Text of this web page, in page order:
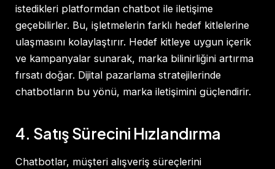
istedikleri platformdan chatbot ile iletişime
geçebilirler. Bu, işletmelerin farklı hedef kitlelerine
ulaşmasını kolaylaştırır. Hedef kitleye uygun içerik
ve kampanyalar sunarak, marka bilinirliğini artırma
fırsatı doğar. Dijital pazarlama stratejilerinde
chatbotların bu yönü, marka iletişimini güçlendirir.
4. Satış Sürecini Hızlandırma
Chatbotlar, müşteri alışveriş süreçlerini